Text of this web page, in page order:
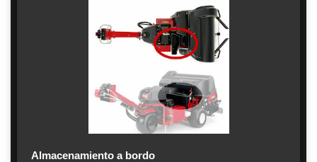
Almacenamiento a bordo